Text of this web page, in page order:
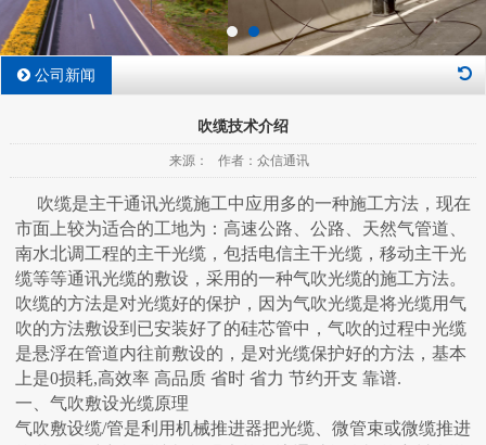
公司新闻
吹缆技术介绍
来源： 作者：众信通讯
吹缆是主干通讯光缆施工中应用多的一种施工方法，现在
市面上较为适合的工地为：高速公路、公路、天然气管道、
南水北调工程的主干光缆，包括电信主干光缆，移动主干光
缆等等通讯光缆的敷设，采用的一种气吹光缆的施工方法。
吹缆的方法是对光缆好的保护，因为气吹光缆是将光缆用气
吹的方法敷设到已安装好了的硅芯管中，气吹的过程中光缆
是悬浮在管道内往前敷设的，是对光缆保护好的方法，基本
上是0损耗,高效率 高品质 省时 省力 节约开支 靠谱.
一、气吹敷设光缆原理
气吹敷设缆/管是利用机械推进器把光缆、微管束或微缆推进